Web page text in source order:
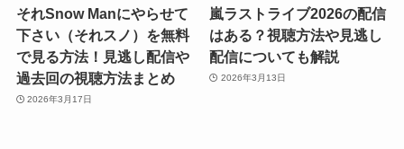
それSnow Manにやらせて
下さい（それスノ）を無料
で見る方法！見逃し配信や
過去回の視聴方法まとめ
2026年3月17日
嵐ラストライブ2026の配信
はある？視聴方法や見逃し
配信についても解説
2026年3月13日